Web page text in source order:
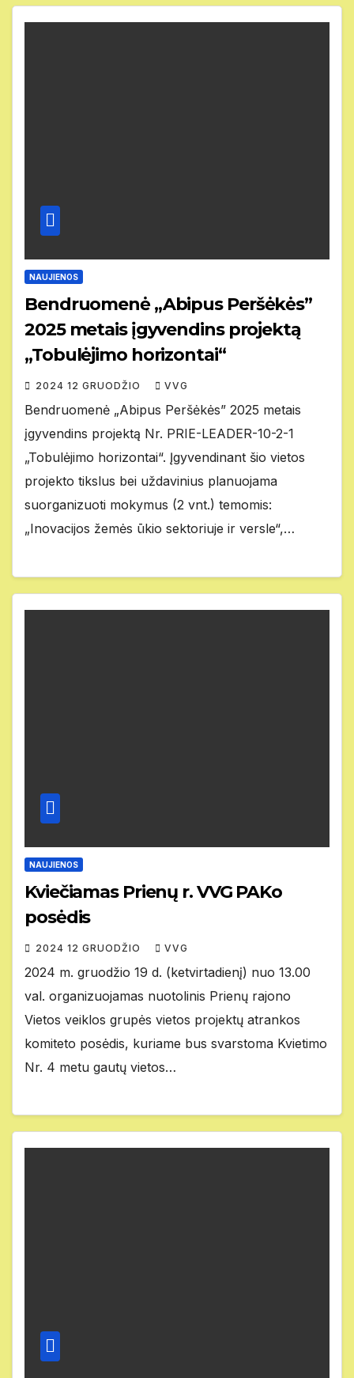
NAUJIENOS
Bendruomenė „Abipus Peršėkės”
2025 metais įgyvendins projektą
„Tobulėjimo horizontai“
2024 12 GRUODŽIO VVG
Bendruomenė „Abipus Peršėkės” 2025 metais
įgyvendins projektą Nr. PRIE-LEADER-10-2-1
„Tobulėjimo horizontai“. Įgyvendinant šio vietos
projekto tikslus bei uždavinius planuojama
suorganizuoti mokymus (2 vnt.) temomis:
„Inovacijos žemės ūkio sektoriuje ir versle“,…
NAUJIENOS
Kviečiamas Prienų r. VVG PAKo
posėdis
2024 12 GRUODŽIO VVG
2024 m. gruodžio 19 d. (ketvirtadienį) nuo 13.00
val. organizuojamas nuotolinis Prienų rajono
Vietos veiklos grupės vietos projektų atrankos
komiteto posėdis, kuriame bus svarstoma Kvietimo
Nr. 4 metu gautų vietos…